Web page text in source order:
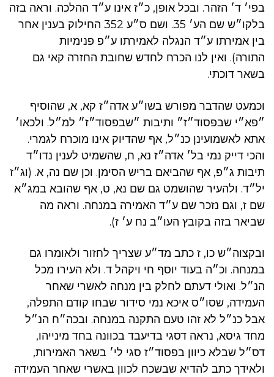
בפי׳ ד׳ הזהר. ובכל אופן, כ״ז אינו ע״ד ההלכה. וראה בזה
בלקו״ש שם הע׳ 35. ושם ס״ע 352 החילוק בענין אחר
בין אמירתו ע״ד הנגלה לאמירתו ע״פ פנימיות
התורה). ואין לנו הכרח לחדש שחובת החזרה קאי גם
בשאר דוכתי.
וכמעט שהדבר מפורש בשו״ע אדה״ז קא, א, שהוסיף
״פא״י שבפסוד״ז״ ותיבות ״שבפסוד״ז״ למ״ל. ולכאו׳
אתא לאשמועינן כנ״ל, אף שהדיוק אינו מוכרח לגמרי.
והכי דייק נמי בל׳ אדה״ז נא, ח, שהשמיט לענין נדו״ד
תיבות ג״פ, אף שהביאם בריש הסימן. וכן שם נה, א. (וג״ז
יל״ד. ולהעיר שהושמט גם שם נא, ט, אף שהובא במג״א
שם ז, וגם נזכר שם ע״ד האמירה במנחה. וראה מה
שביאר בזה בקובץ העו״ב נח ע׳ ז).
ובקצוה״ש כו, ז כתב מד״ע שצריך לחזור ולאומרו גם
במנחה. וכ״ה בעוד יוסף חי ויקהל ד. ולא העירו מכל
הנ״ל. ואולי דעתם לחלק בין מנחה לאשרי שאחר
העמידה, שסו״ס איכא נמי סידור שבחו קודם התפלה,
אבל כנ״ל לא זהו טעם התקנה במנחה. ובכה״ח הנ״ל
מחד גיסא, נראה דסגי בדיעבד בכוונה בחד מינייהו,
דס״ל שבלא כיוון בפסוד״ז סגי לי׳ בשאר האמירות,
ולאידך כתב להדיא שבשכח לכוון באשרי שאחר העמידה